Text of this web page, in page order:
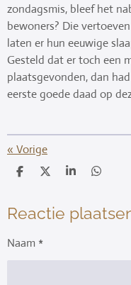
zondagsmis, bleef het
bewoners? Die
laten er hun eeuwige
Gesteld dat er toch een
plaatsgevonden, dan
eerste goede daad op
« Vorige
D
e
n
D
l
S
r
e
D
e
n
Reactie
Naam *